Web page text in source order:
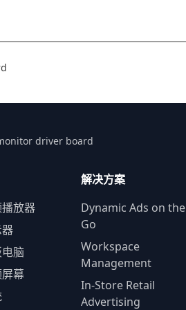
driver board
放器
脑
幕
解决方案
Dynamic Ads on the
Go
Workspace
Management
In-Store Retail
Advertising